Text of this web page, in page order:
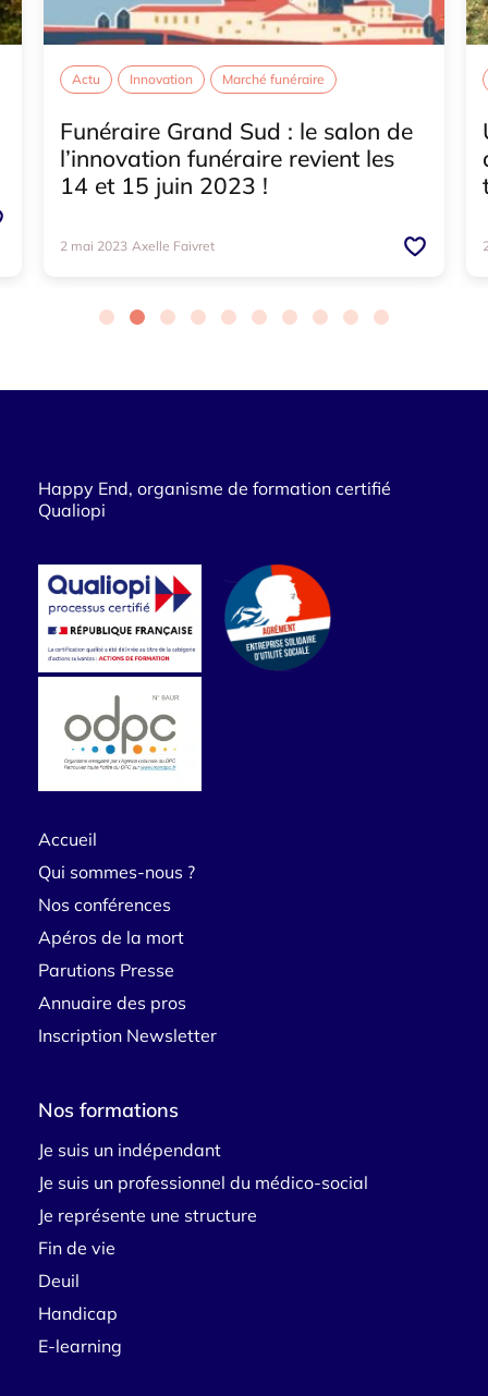
Actu Innovation Marché funéraire
Funéraire Grand Sud : le salon de
l’innovation funéraire revient les
14 et 15 juin 2023 !
2 mai 2023 Axelle Faivret
Happy End, organisme de formation certifié
Qualiopi
Accueil
Qui sommes-nous ?
Nos conférences
Apéros de la mort
Parutions Presse
Annuaire des pros
Inscription Newsletter
Nos formations
Je suis un indépendant
Je suis un professionnel du médico-social
Je représente une structure
Fin de vie
Deuil
Handicap
E-learning